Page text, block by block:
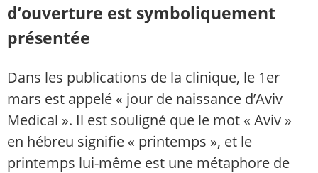
d’ouverture est symboliquement
présentée
Dans les publications de la clinique, le 1er
mars est appelé « jour de naissance d’Aviv
Medical ». Il est souligné que le mot « Aviv »
en hébreu signifie « printemps », et le
printemps lui-même est une métaphore de